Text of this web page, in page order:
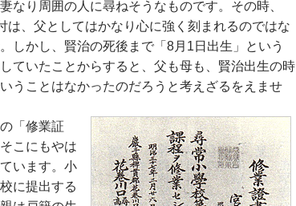
なり周囲の人に尋ねそうなものです。その時、
は、父としてはかなり心に強く刻まれるのではな
しかし、賢治の死後まで「8月1日出生」という
ていたことからすると、父も母も、賢治出生の時
うことはなかったのだろうと考えざるをえませ
「修業証
こにもやは
います。小
に提出する